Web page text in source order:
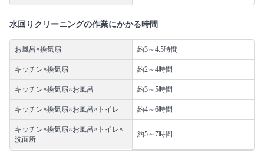
水回りクリーニングの作業にかかる時間
お風呂×換気扇 約3～4.5時間
キッチン×換気扇 約2～4時間
キッチン×換気扇×お風呂 約3～5時間
キッチン×換気扇×お風呂×トイレ 約4～6時間
キッチン×換気扇×お風呂×トイレ×
洗面所
約5～7時間